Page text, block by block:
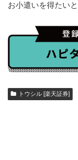
お小遣いを得たい
トウシル [楽天証券]